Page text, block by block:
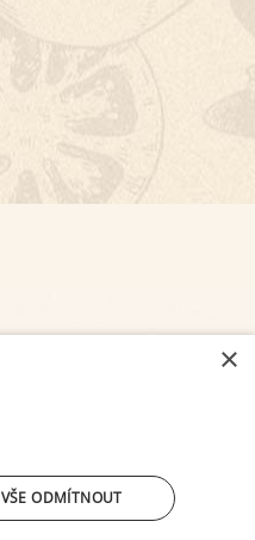
×
VŠE ODMÍTNOUT